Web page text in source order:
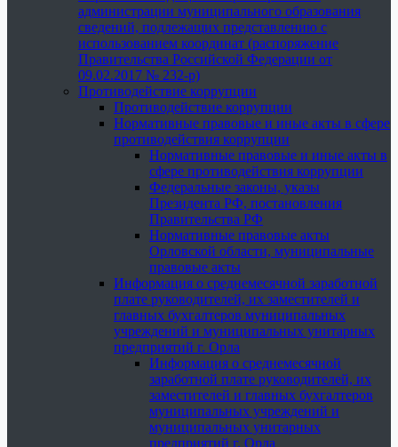
администрации муниципального образования
сведений, подлежащих представлению с
использованием координат (распоряжение
Правительства Российской Федерации от
09.02.2017 № 232-р)
Противодействие коррупции
Противодействие коррупции
Нормативные правовые и иные акты в сфере
противодействия коррупции
Нормативные правовые и иные акты в
сфере противодействия коррупции
Федеральные законы, указы
Президента РФ, постановления
Правительства РФ
Нормативные правовые акты
Орловской области, муниципальные
правовые акты
Информация о среднемесячной заработной
плате руководителей, их заместителей и
главных бухгалтеров муниципальных
учреждений и муниципальных унитарных
предприятий г. Орла
Информация о среднемесячной
заработной плате руководителей, их
заместителей и главных бухгалтеров
муниципальных учреждений и
муниципальных унитарных
предприятий г. Орла